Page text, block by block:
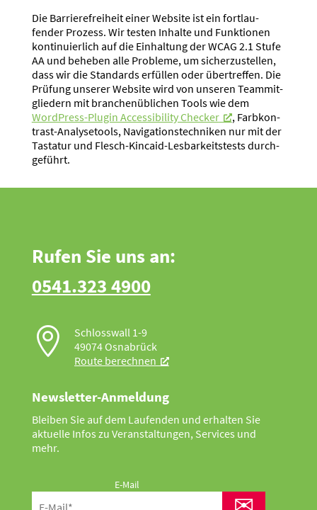
Die Barrie­re­freiheit einer Website ist ein fortlau­
fender Prozess. Wir testen Inhalte und Funktionen
konti­nu­ierlich auf die Einhaltung der WCAG 2.1 Stufe
AA und beheben alle Probleme, um sicher­zu­stellen,
dass wir die Standards erfüllen oder übertreffen. Die
Prüfung unserer Website wird von unseren Teammit­
gliedern mit branchen­üb­lichen Tools wie dem
WordPress-Plugin Acces­si­bility Checker
, Farbkon­
trast-Analy­se­tools, Naviga­ti­ons­tech­niken nur mit der
Tastatur und Flesch-Kincaid-Lesbar­keits­tests durch­
ge­führt.
Rufen Sie uns an:
0541.323 4900

Schlosswall 1-9
49074 Osnabrück
Route berechnen
Newsletter-Anmeldung
Bleiben Sie auf dem Laufenden und erhalten Sie
aktuelle Infos zu Veranstaltungen, Services und
mehr.
E-Mail